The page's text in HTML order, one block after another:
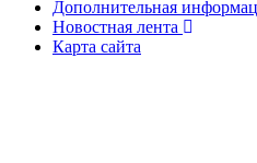
Дополнительная
Новостная лента
Карта сайта